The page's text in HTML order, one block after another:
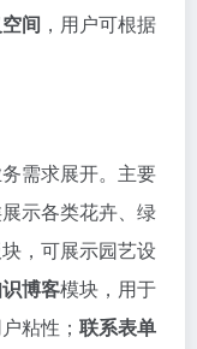
间 ，用户可根据
需求展开。主要
示各类花卉、绿
，可展示园艺设
博客模块，用于
粘性； 联系表单